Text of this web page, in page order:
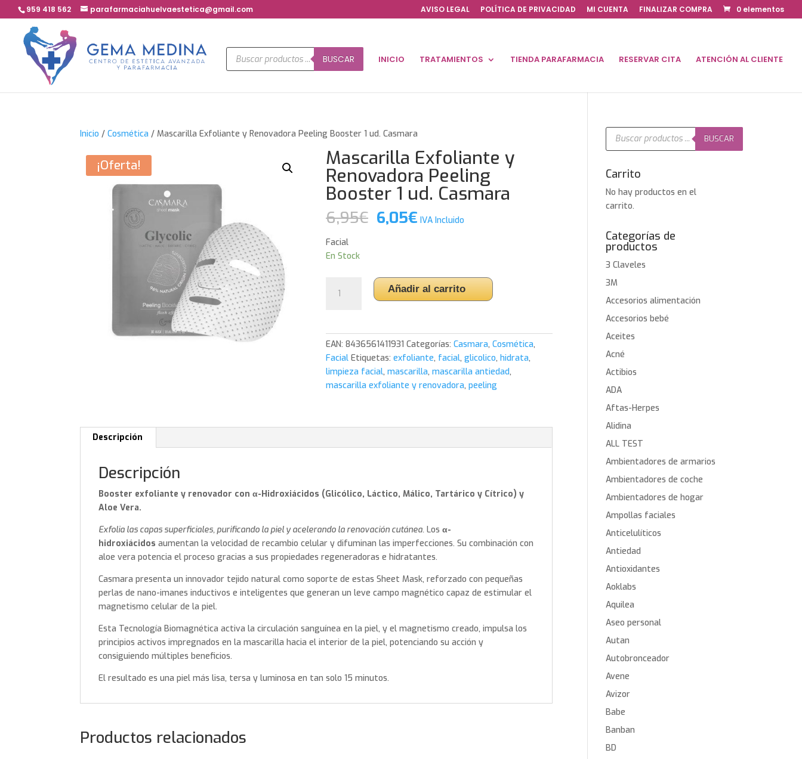
959 418 562 parafarmaciahuelvaestetica@gmail.com AVISO LEGAL POLÍTICA DE PRIVACIDAD MI CUENTA FINALIZAR COMPRA 0 elementos
Búsqueda
de
productos
BUSCAR INICIO TRATAMIENTOS TIENDA PARAFARMACIA RESERVAR CITA ATENCIÓN AL CLIENTE
Inicio /Cosmética / Mascarilla Exfoliante y Renovadora Peeling Booster 1 ud. Casmara
¡Oferta! Mascarilla Exfoliante y
Renovadora Peeling
Booster 1 ud. Casmara
6,95€ El
precio
6,95€.
6,05€El
6,05€.
IVA Incluido
Facial
En Stock
Exfoliante
Peeling
Booster
1
Añadir al carrito
EAN:8436561411931 Categorías:Casmara,Cosmética,
Facial Etiquetas:exfoliante, facial,glicolico,hidrata,
limpieza facial,mascarilla,mascarilla antiedad,
mascarilla exfoliante y renovadora,peeling
Descripción
Descripción
Booster exfoliante y renovador con α-Hidroxiácidos (Glicólico, Láctico, Málico, Tartárico y Cítrico) y
Aloe Vera.
Exfolia las capas superficiales, purificando la piel y acelerando la renovación cutánea. Losα-
hidroxiácidos aumentan la velocidad de recambio celular y difuminan las imperfecciones. Su combinación con
aloe vera potencia el proceso gracias a sus propiedades regeneradoras e hidratantes.
Casmara presenta un innovador tejido natural como soporte de estas Sheet Mask, reforzado con pequeñas
perlas de nano-imanes inductivos e inteligentes que generan un leve campo magnético capaz de estimular el
magnetismo celular de la piel.
Esta Tecnología Biomagnética activa la circulación sanguínea en la piel, y el magnetismo creado, impulsa los
principios activos impregnados en la mascarilla hacia el interior de la piel, potenciando su acción y
consiguiendo múltiples beneficios.
El resultado es una piel más lisa, tersa y luminosa en tan solo 15 minutos.
Productos relacionados
Búsqueda
productos
BUSCAR
Carrito
No hay productos en el
carrito.
Categorías de
productos
3 Claveles
3M
Accesorios alimentación
Accesorios bebé
Aceites
Acné
Actibios
ADA
Aftas-Herpes
Alidina
ALL TEST
Ambientadores de armarios
Ambientadores de coche
Ambientadores de hogar
Ampollas faciales
Anticelulíticos
Antiedad
Antioxidantes
Aoklabs
Aquilea
Aseo personal
Autan
Autobronceador
Avene
Avizor
Babe
Banban
BD